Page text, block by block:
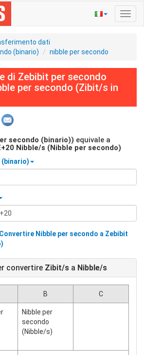
dati
(binario)
nibble per secondo
di Zebibit per secondo
per secondo (Zibit/s in
secondo (binario)) equivale a
Nibble/s (Nibble per secondo)
(binario)
Nibble per secondo a Zebibit
convertire Zibit/s a Nibble/s
B C
Nibble per
secondo
(Nibble/s)